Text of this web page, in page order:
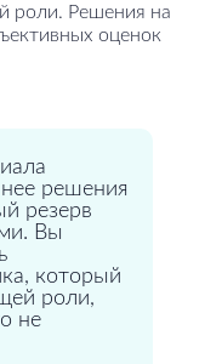
роли. Решения на
оценок
решения
резерв
Вы
который
роли,
не